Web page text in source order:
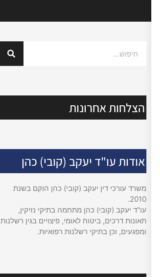
הצלחות אחרונות
אודות עו"ד יעקב (קובי) כהן
משרד עורכי דין יעקב (קובי) כהן הוקם בשנת
2010.
עו"ד יעקב (קובי) כהן מתחמה בתיקי נזיקין,
תאונות דרכים, ביטוח לאומי, פיצויים בגין רשלנות
ומפגעים, וכן בתיקי רשלנות רפואיות.